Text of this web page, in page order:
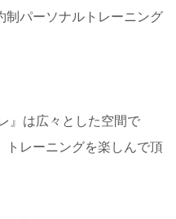
制パーソナルトレーニング
』は広々とした空間で
トレーニングを楽しんで頂